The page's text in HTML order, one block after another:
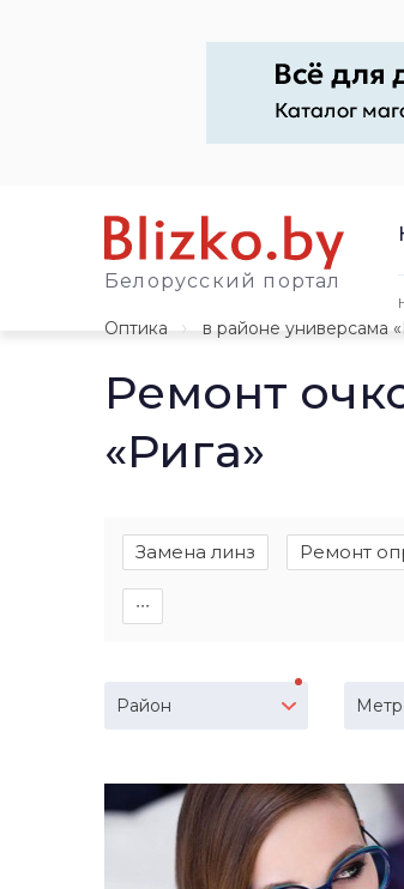
Белорусский портал
Оптика
в районе универсама
Ремонт
«Рига»
Замена линз Ремонт
∙∙∙
Район